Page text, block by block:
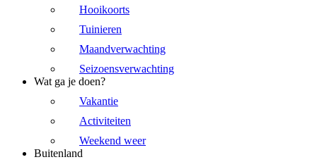
Hooikoorts
Tuinieren
Maandverwachting
Seizoensverwachting
Wat ga je doen?
Vakantie
Activiteiten
Weekend weer
Buitenland